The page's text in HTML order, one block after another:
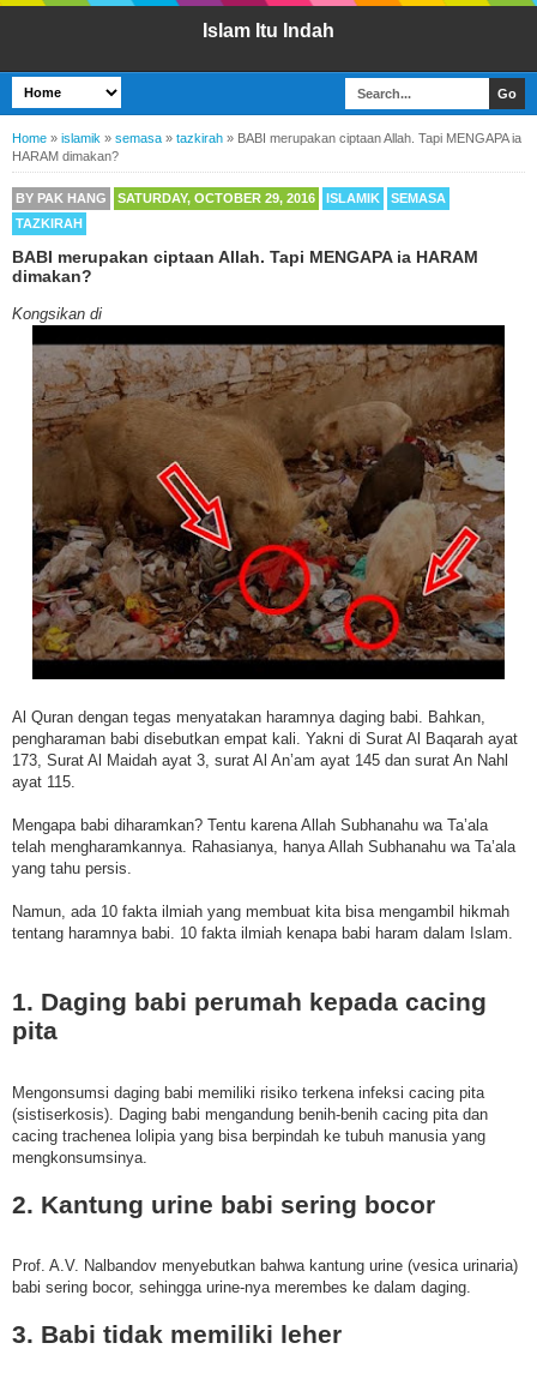
Islam Itu Indah
Home » islamik » semasa » tazkirah » BABI merupakan ciptaan Allah. Tapi MENGAPA ia
HARAM dimakan?
BY PAK HANG SATURDAY, OCTOBER 29, 2016 ISLAMIK
SEMASA
TAZKIRAH
BABI merupakan ciptaan Allah. Tapi MENGAPA ia HARAM
dimakan?
Kongsikan di
Al Quran dengan tegas menyatakan haramnya daging babi. Bahkan,
pengharaman babi disebutkan empat kali. Yakni di Surat Al Baqarah ayat
173, Surat Al Maidah ayat 3, surat Al An’am ayat 145 dan surat An Nahl
ayat 115.
Mengapa babi diharamkan? Tentu karena Allah Subhanahu wa Ta’ala
telah mengharamkannya. Rahasianya, hanya Allah Subhanahu wa Ta’ala
yang tahu persis.
Namun, ada 10 fakta ilmiah yang membuat kita bisa mengambil hikmah
tentang haramnya babi. 10 fakta ilmiah kenapa babi haram dalam Islam.
1. Daging babi perumah kepada cacing
pita
Mengonsumsi daging babi memiliki risiko terkena infeksi cacing pita
(sistiserkosis). Daging babi mengandung benih-benih cacing pita dan
cacing trachenea lolipia yang bisa berpindah ke tubuh manusia yang
mengkonsumsinya.
2. Kantung urine babi sering bocor
Prof. A.V. Nalbandov menyebutkan bahwa kantung urine (vesica urinaria)
babi sering bocor, sehingga urine-nya merembes ke dalam daging.
3. Babi tidak memiliki leher